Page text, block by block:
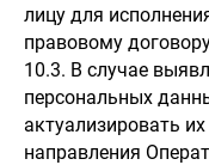
лицу для
правовому
10.3. В случае
персональных
актуализировать
направления